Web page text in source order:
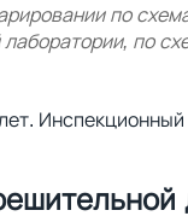
по
по